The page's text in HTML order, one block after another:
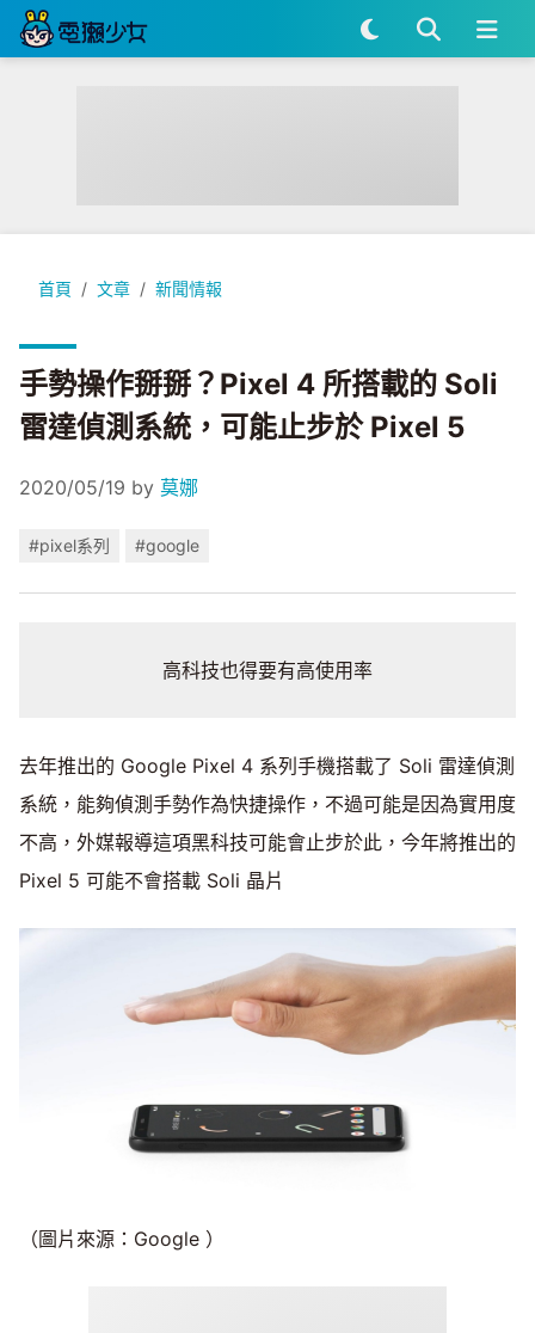
首頁 文章 新聞情報
手勢操作掰掰？Pixel 4 所搭載的 Soli 雷達偵測系統，可能止步
手勢操作掰掰？Pixel 4 所搭載的 Soli
雷達偵測系統，可能止步於 Pixel 5
2020/05/19 by 莫娜
#pixel系列 #google
高科技也得要有高使用率
去年推出的 Google Pixel 4 系列手機搭載了 Soli 雷達偵測
系統，能夠偵測手勢作為快捷操作，不過可能是因為實用度
不高，外媒報導這項黑科技可能會止步於此，今年將推出的
Pixel 5 可能不會搭載 Soli 晶片
（圖片來源：Google ）